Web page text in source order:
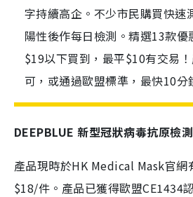
字持續高企。不少市民購買快速
陽性後作每日檢測。精選13款
$19以下買到，最平$10有交易
可，或通過歐盟標準，最快10分
DEEPBLUE 新型冠狀病毒抗原檢
產品現時於HK Medical Mask官網
$18/件。產品已獲得歐盟CE1434